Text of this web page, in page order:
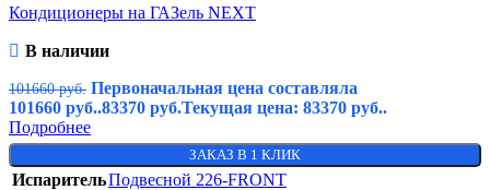
Кондиционеры на ГАЗель NEXT
В наличии
101660руб. Первоначальная цена составляла
101660 руб..83370 руб.Текущая цена: 83370 руб..
Подробнее
ЗАКАЗ В 1 КЛИК
ИспарительПодвесной 226-FRONT